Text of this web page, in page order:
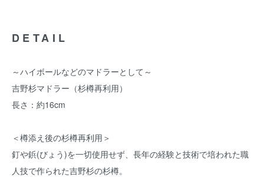
DETAIL
～ハイボールなどのマドラーとして～
吉野杉マドラー（杉樽再利用）
長さ：約16cm
＜樽添え後の杉樽再利用＞
釘や鋲(びょう)を一切使用せず、長年の経験と技術で培われた職
人技で作られた吉野杉の杉樽。